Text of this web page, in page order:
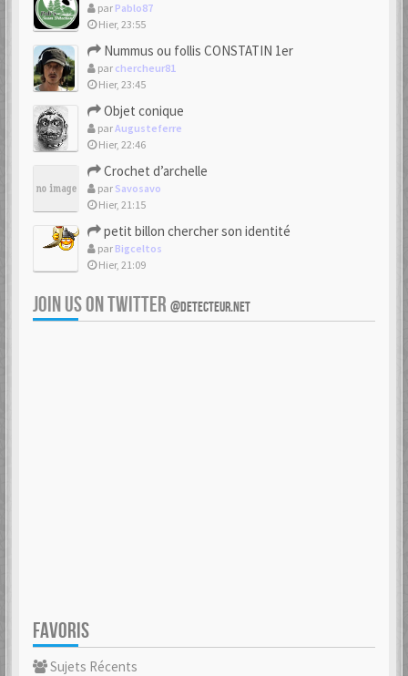
par Pablo87
Hier, 23:55
Nummus ou follis CONSTATIN 1er
par chercheur81
Hier, 23:45
Objet conique
parAugusteferre
Hier, 22:46
Crochet d’archelle
par Savosavo
Hier, 21:15
petit billon chercher son identité
par Bigceltos
Hier, 21:09
JOIN US ON TWITTER @DETECTEUR.NET
FAVORIS
Sujets Récents